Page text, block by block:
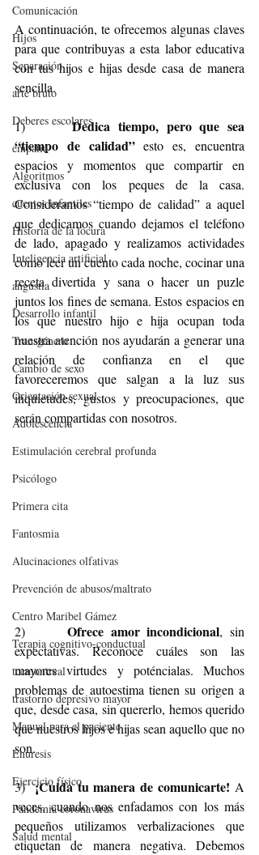
Comunicación
Hijos
Separación
arte bruto
Deberes escolares
empatía
Algoritmos
cuentos infantiles
Historia de la locura
Inteligencia artificial
angustia
Desarrollo infantil
Transgénero
Cambio de sexo
Orientación sexual
Adolescencia
Estimulación cerebral profunda
Psicólogo
Primera cita
Fantosmia
Alucinaciones olfativas
Prevención de abusos/maltrato
Centro Maribel Gámez
Terapia cognitivo-conductual
tccmontreal
trastorno depresivo mayor
Manual para el paciente
Enuresis
Ejercicio físico
Pandemia coronavirus
Salud mental
A continuación, te ofrecemos algunas claves
para que contribuyas a esta labor educativa
con tus hijos e hijas desde casa de manera
sencilla.
1) Dedica tiempo, pero que sea
“tiempo de calidad” esto es, encuentra
espacios y momentos que compartir en
exclusiva con los peques de la casa.
Consideramos “tiempo de calidad” a aquel
que dedicamos cuando dejamos el teléfono
de lado, apagado y realizamos actividades
como leer un cuento cada noche, cocinar una
receta divertida y sana o hacer un puzle
juntos los fines de semana. Estos espacios en
los que nuestro hijo e hija ocupan toda
nuestra atención nos ayudarán a generar una
relación de confianza en el que
favoreceremos que salgan a la luz sus
inquietudes, gustos y preocupaciones, que
serán compartidas con nosotros.
2) Ofrece amor incondicional, sin
expectativas. Reconoce cuáles son las
mayores virtudes y poténcialas. Muchos
problemas de autoestima tienen su origen a
que, desde casa, sin quererlo, hemos querido
que nuestros hijos e hijas sean aquello que no
son.
3) ¡Cuida tu manera de comunicarte! A
veces, cuando nos enfadamos con los más
pequeños utilizamos verbalizaciones que
etiquetan de manera negativa. Debemos